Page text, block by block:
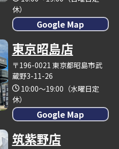
休）
Google Map
東京昭島店
〒196-0021 東京都昭島市武
蔵野3-11-26
10:00～19:00（水曜日定
休）
Google Map
筑紫野店